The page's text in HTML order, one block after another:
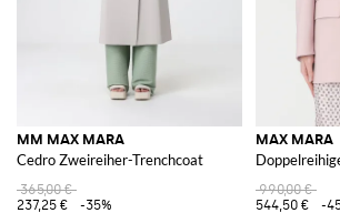
MM MAX MARA
Cedro Zweireiher-Trenchcoat
365,00 €
237,25 €
-35%
MAX MARA
990,00 €
544,50 €
-